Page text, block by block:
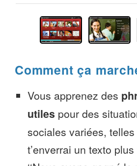
Comment ça
Vous apprenez des
utiles pour des
sociales variées, telles
t’enverrai un texto plus